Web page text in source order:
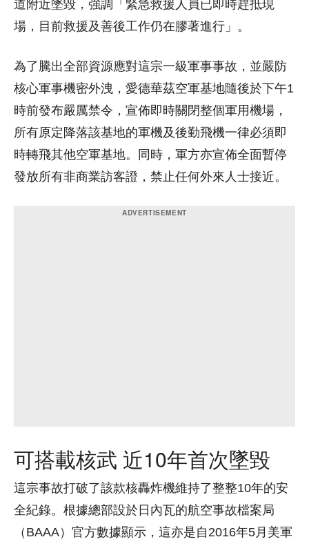
道附近墜毀，強調「緊急救援人員已即時趕抵現
場，目前救援及善後工作仍在膠著進行」。
為了騰出全部資源應對這宗一級軍事事故，並嚴防
核心軍事機密外洩，愛德華茲空軍基地隨後於下午1
時前發布嚴厲禁令，宣佈即時關閉整個軍用機場，
所有原定降落該基地的軍機及後勤飛機一律必須即
時轉飛其他空軍基地。同時，軍方亦宣佈全面暫停
發放所有非商業訪客證，禁止任何外來人士接近。
可搭載核武 近10年首次墜毀
這宗事故打破了該款核轟炸機維持了整整10年的安
全紀錄。根據總部設於日內瓦的航空事故檔案局
（BAAA）官方數據顯示，這亦是自2016年5月美軍